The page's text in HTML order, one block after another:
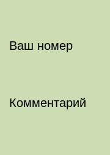
Ваш номер
Комментарий